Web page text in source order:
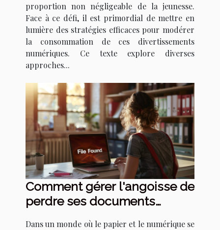
proportion non négligeable de la jeunesse.
Face à ce défi, il est primordial de mettre en
lumière des stratégies efficaces pour modérer
la consommation de ces divertissements
numériques. Ce texte explore diverses
approches...
Comment gérer l'angoisse de
perdre ses documents
Dans un monde où le papier et le numérique se